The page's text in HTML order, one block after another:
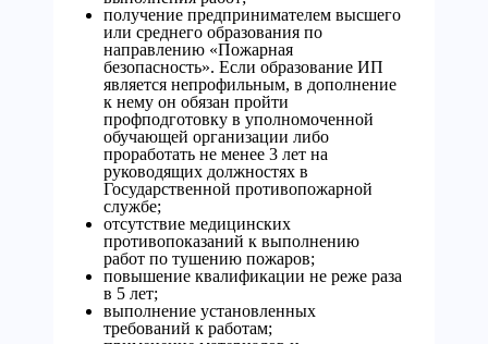
получение предпринимателем высшего
или среднего образования по
направлению «Пожарная
безопасность». Если образование ИП
является непрофильным, в дополнение
к нему он обязан пройти
профподготовку в уполномоченной
обучающей организации либо
проработать не менее 3 лет на
руководящих должностях в
Государственной противопожарной
службе;
отсутствие медицинских
противопоказаний к выполнению
работ по тушению пожаров;
повышение квалификации не реже раза
в 5 лет;
выполнение установленных
требований к работам;